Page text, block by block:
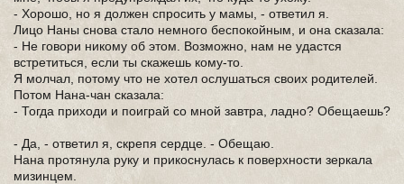
- Хорошо, но я должен спросить у мамы, - ответил я.
Лицо Наны снова стало немного беспокойным, и она сказала:
- Не говори никому об этом. Возможно, нам не удастся
встретиться, если ты скажешь кому-то.
Я молчал, потому что не хотел ослушаться своих родителей.
Потом Нана-чан сказала:
- Тогда приходи и поиграй со мной завтра, ладно? Обещаешь?
- Да, - ответил я, скрепя сердце. - Обещаю.
Нана протянула руку и прикоснулась к поверхности зеркала
мизинцем.